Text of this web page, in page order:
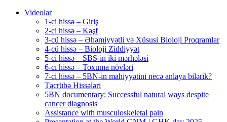
Videolar
1-ci hissə – Giriş
2-ci hissə – Kəşf
3-cü hissə – Əhəmiyyətli və Xüsusi Bioloji Proqramlar
4-cü hissə – Bioloji Ziddiyyət
5-ci hissə – SBS-in iki mərhələsi
6-cı hissə – Toxuma növləri
7-ci hissə – 5BN-in mahiyyətini necə anlaya bilərik?
Təcrübə Hissələri
5BN documentary: Successful natural ways despite
cancer diagnosis
Assistance with musculoskeletal pain